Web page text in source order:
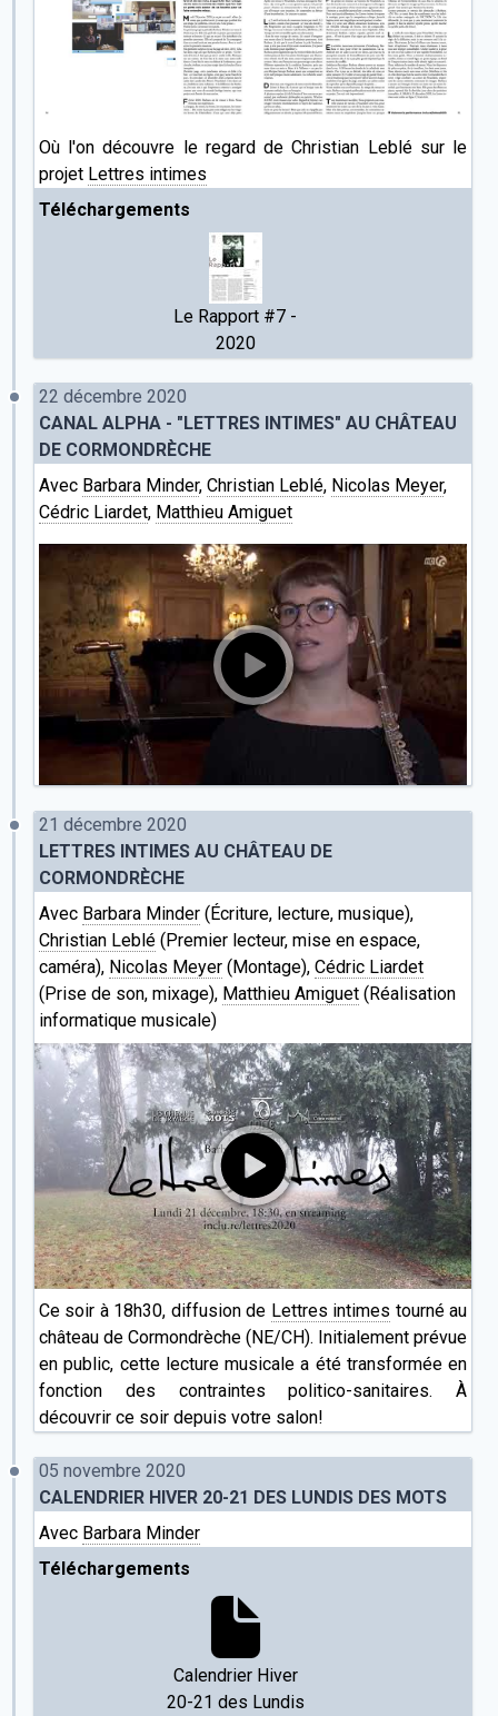
Où l'on découvre le regard de Christian Leblé sur le
projet Lettres intimes
Téléchargements
Le Rapport #7 -
2020
22 décembre 2020
CANAL ALPHA - "LETTRES INTIMES" AU CHÂTEAU
DE CORMONDRÈCHE
Avec Barbara Minder, Christian Leblé, Nicolas Meyer,
Cédric Liardet, Matthieu Amiguet
21 décembre 2020
LETTRES INTIMES AU CHÂTEAU DE
CORMONDRÈCHE
Avec Barbara Minder (Écriture, lecture, musique),
Christian Leblé (Premier lecteur, mise en espace,
caméra), Nicolas Meyer (Montage), Cédric Liardet
(Prise de son, mixage), Matthieu Amiguet (Réalisation
informatique musicale)
Ce soir à 18h30, diffusion de Lettres intimes tourné au
château de Cormondrèche (NE/CH). Initialement prévue
en public, cette lecture musicale a été transformée en
fonction des contraintes politico-sanitaires. À
découvrir ce soir depuis votre salon!
05 novembre 2020
CALENDRIER HIVER 20-21 DES LUNDIS DES MOTS
Avec Barbara Minder
Téléchargements
Calendrier Hiver
20-21 des Lundis